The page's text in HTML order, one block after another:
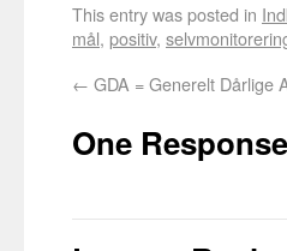
This entry was posted in
mål, positiv,
← GDA = Generelt Dårlige
One